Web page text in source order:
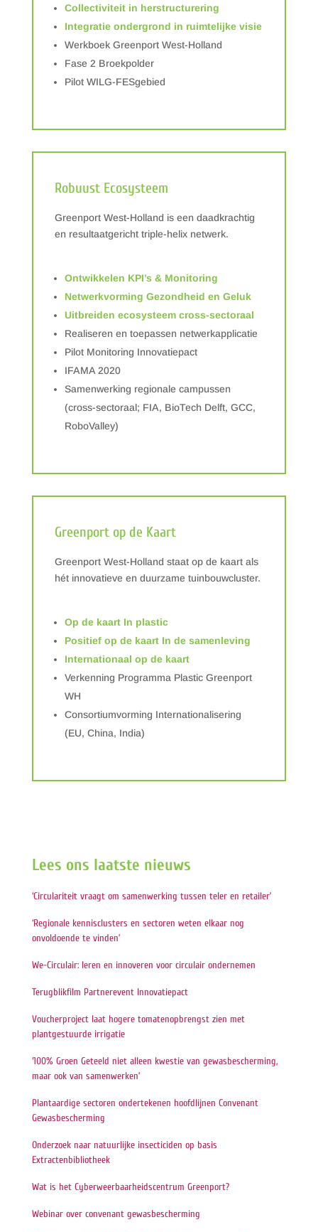
Collectiviteit in herstructurering
Integratie ondergrond in ruimtelijke visie
Werkboek Greenport West-Holland
Fase 2 Broekpolder
Pilot WILG-FESgebied
Robuust Ecosysteem
Greenport West-Holland is een daadkrachtig
en resultaatgericht triple-helix netwerk.
Ontwikkelen KPI’s & Monitoring
Netwerkvorming Gezondheid en Geluk
Uitbreiden ecosysteem cross-sectoraal
Realiseren en toepassen netwerkapplicatie
Pilot Monitoring Innovatiepact
IFAMA 2020
Samenwerking regionale campussen
(cross-sectoraal; FIA, BioTech Delft, GCC,
RoboValley)
Greenport op de Kaart
Greenport West-Holland staat op de kaart als
hét innovatieve en duurzame tuinbouwcluster.
Op de kaart In plastic
Positief op de kaart In de samenleving
Internationaal op de kaart
Verkenning Programma Plastic Greenport
WH
Consortiumvorming Internationalisering
(EU, China, India)
Lees ons laatste nieuws
‘Circulariteit vraagt om samenwerking tussen teler en retailer’
‘Regionale kennisclusters en sectoren weten elkaar nog
onvoldoende te vinden’
We-Circulair: leren en innoveren voor circulair ondernemen
Terugblikfilm Partnerevent Innovatiepact
Voucherproject laat hogere tomatenopbrengst zien met
plantgestuurde irrigatie
‘100% Groen Geteeld niet alleen kwestie van gewasbescherming,
maar ook van samenwerken’
Plantaardige sectoren ondertekenen hoofdlijnen Convenant
Gewasbescherming
Onderzoek naar natuurlijke insecticiden op basis
Extractenbibliotheek
Wat is het Cyberweerbaarheidscentrum Greenport?
Webinar over convenant gewasbescherming